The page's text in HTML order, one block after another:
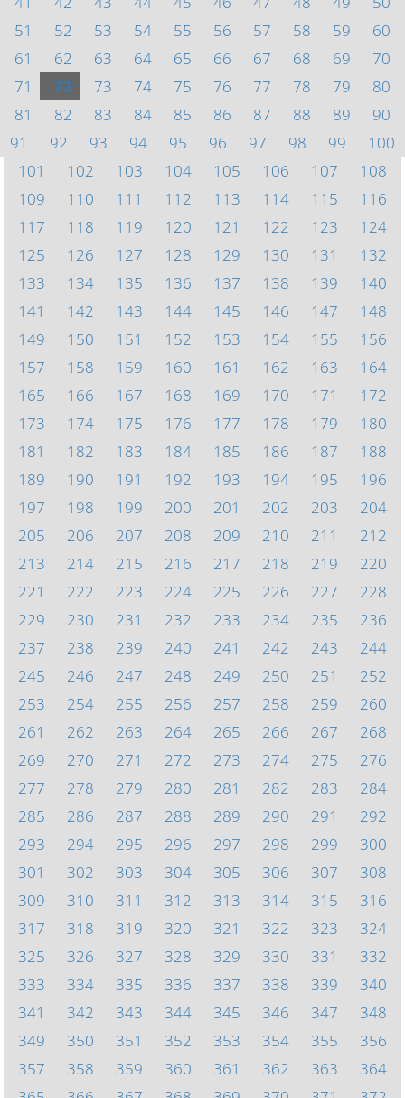
51
52 53 54 55 56 57 58 59
60
61
62 63 64 65 66 67 68 69
70
71
72 73 74 75 76 77 78 79
80
81
82 83 84 85 86 87 88 89
90
91
92 93 94 95 96 97 98 99
100
101
102 103 104 105 106 107
108
109
110 111 112 113 114 115
116
117
118 119 120 121 122 123
124
125
126 127 128 129 130 131
132
133
134 135 136 137 138 139
140
141
142 143 144 145 146 147
148
149
150 151 152 153 154 155
156
157
158 159 160 161 162 163
164
165
166 167 168 169 170 171
172
173
174 175 176 177 178 179
180
181
182 183 184 185 186 187
188
189
190 191 192 193 194 195
196
197
198 199 200 201 202 203
204
205
206 207 208 209 210 211
212
213
214 215 216 217 218 219
220
221
222 223 224 225 226 227
228
229
230 231 232 233 234 235
236
237
238 239 240 241 242 243
244
245
246 247 248 249 250 251
252
253
254 255 256 257 258 259
260
261
262 263 264 265 266 267
268
269
270 271 272 273 274 275
276
277
278 279 280 281 282 283
284
285
286 287 288 289 290 291
292
293
294 295 296 297 298 299
300
301
302 303 304 305 306 307
308
309
310 311 312 313 314 315
316
317
318 319 320 321 322 323
324
325
326 327 328 329 330 331
332
333
334 335 336 337 338 339
340
341
342 343 344 345 346 347
348
349
350 351 352 353 354 355
356
357
358 359 360 361 362 363
364